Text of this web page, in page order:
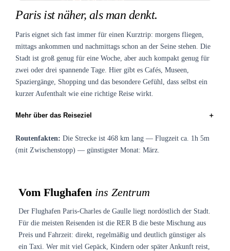
Paris ist näher, als man denkt.
Paris eignet sich fast immer für einen Kurztrip: morgens fliegen,
mittags ankommen und nachmittags schon an der Seine stehen. Die
Stadt ist groß genug für eine Woche, aber auch kompakt genug für
zwei oder drei spannende Tage. Hier gibt es Cafés, Museen,
Spaziergänge, Shopping und das besondere Gefühl, dass selbst ein
kurzer Aufenthalt wie eine richtige Reise wirkt.
Mehr über das Reiseziel ＋
Routenfakten: Die Strecke ist 468 km lang — Flugzeit ca. 1h 5m
(mit Zwischenstopp) — günstigster Monat: März.
Vom Flughafen ins Zentrum
Der Flughafen Paris-Charles de Gaulle liegt nordöstlich der Stadt.
Für die meisten Reisenden ist die RER B die beste Mischung aus
Preis und Fahrzeit: direkt, regelmäßig und deutlich günstiger als
ein Taxi. Wer mit viel Gepäck, Kindern oder später Ankunft reist,